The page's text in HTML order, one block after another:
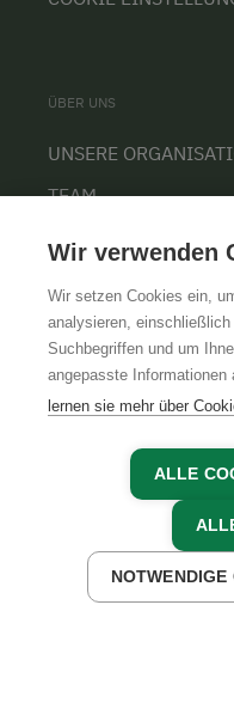
ÜBER UNS
UNSERE
TEAM
AGB
Wir verwenden
Wir setzen Cookies ein,
analysieren,
Suchbegriffen und um
angepasste Informationen
lernen sie mehr über
ALLE
NOTWENDIGE